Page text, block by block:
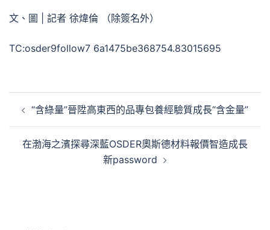
文、圖 | 記者 徐煒倫 （除簽名外）
TC:osder9follow7 6a1475be368754.83015695
章
覽
“含綠量”晉陞高東西的品專包養經驗質成長“含金量”
在渤海之濱探尋深藍OSDER奧斯德材料報價智造成長
新password